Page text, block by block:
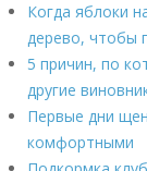
Когда яблоки
дерево, чтобы
5 причин, по
другие
Первые дни
комфортными